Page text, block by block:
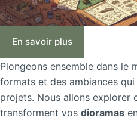
En savoir plus
Plongeons ensemble dans le
formats et des ambiances
projets. Nous allons explorer
transforment vos dioramas